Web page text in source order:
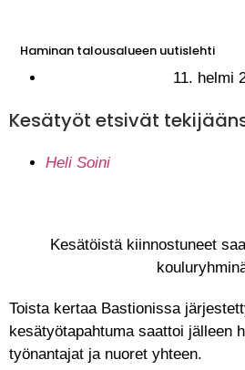
Haminan talousalueen uutislehti
11. helmi
Kesätyöt etsivät
Heli Soini
Kesätöistä kiinnostuneet
Toista kertaa Bastionissa
kesätyötapahtuma saattoi jälleen
työnantajat ja nuoret yhteen.